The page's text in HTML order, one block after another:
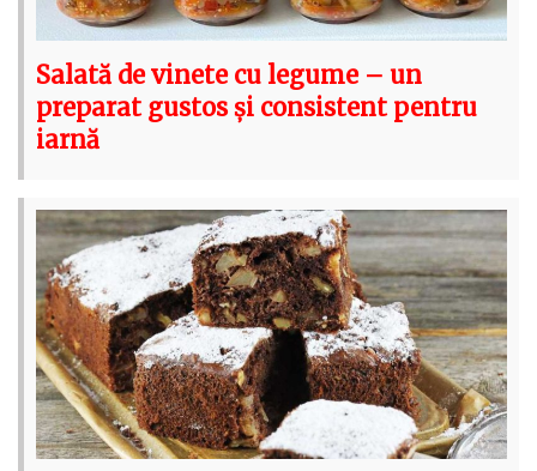
Salată de vinete cu legume – un
preparat gustos și consistent pentru
iarnă